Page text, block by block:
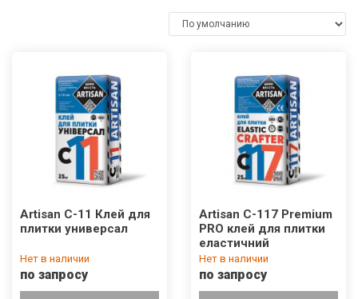
Artisan С-11 Клей для
плитки универсал
Нет в наличии
по запросу
Artisan С-117 Premium
PRO клей для плитки
еластичний
Нет в наличии
по запросу